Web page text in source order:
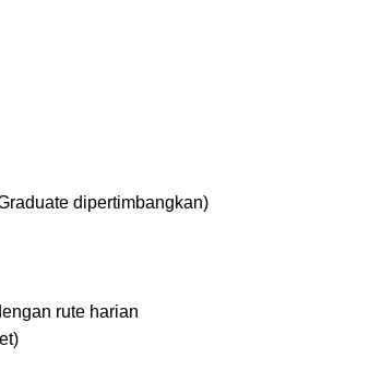
dipertimbangkan)
rute harian